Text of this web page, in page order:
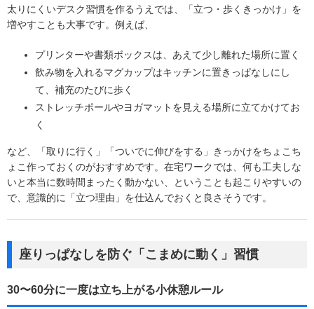
太りにくいデスク習慣を作るうえでは、「立つ・歩くきっかけ」を
増やすことも大事です。例えば、
プリンターや書類ボックスは、あえて少し離れた場所に置く
飲み物を入れるマグカップはキッチンに置きっぱなしにし
て、補充のたびに歩く
ストレッチポールやヨガマットを見える場所に立てかけてお
く
など、「取りに行く」「ついでに伸びをする」きっかけをちょこち
ょこ作っておくのがおすすめです。在宅ワークでは、何も工夫しな
いと本当に数時間まったく動かない、ということも起こりやすいの
で、意識的に「立つ理由」を仕込んでおくと良さそうです。
座りっぱなしを防ぐ「こまめに動く」習慣
30〜60分に一度は立ち上がる小休憩ルール